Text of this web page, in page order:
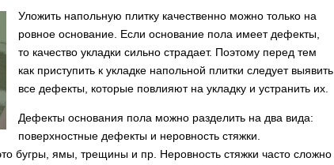
Уложить напольную плитку качественно можно только на
ровное основание. Если основание пола имеет дефекты,
то качество укладки сильно страдает. Поэтому перед тем
как приступить к укладке напольной плитки следует выявить
все дефекты, которые повлияют на укладку и устранить их.
Дефекты основания пола можно разделить на два вида:
поверхностные дефекты и неровность стяжки.
бугры, ямы, трещины и пр. Неровность стяжки часто сложно